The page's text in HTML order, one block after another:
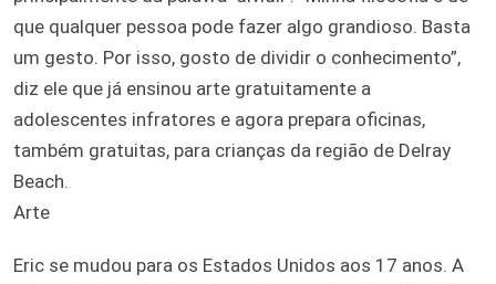
que qualquer pessoa pode fazer algo grandioso. Basta
um gesto. Por isso, gosto de dividir o conhecimento”,
diz ele que já ensinou arte gratuitamente a
adolescentes infratores e agora prepara oficinas,
também gratuitas, para crianças da região de Delray
Beach.
Arte
Eric se mudou para os Estados Unidos aos 17 anos. A